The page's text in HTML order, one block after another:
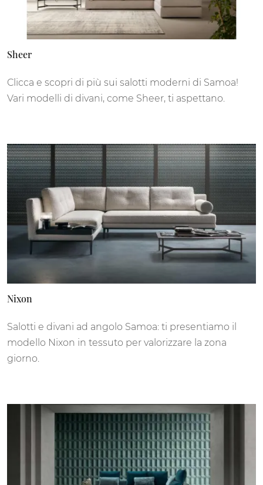
Sheer
Clicca e scopri di più sui salotti moderni di Samoa!
Vari modelli di divani, come Sheer, ti aspettano.
Nixon
Salotti e divani ad angolo Samoa: ti presentiamo il
modello Nixon in tessuto per valorizzare la zona
giorno.